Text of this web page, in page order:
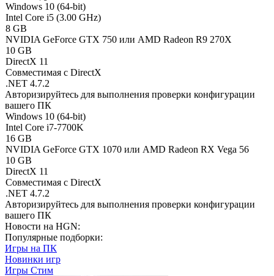
Windows 10 (64-bit)
Intel Core i5 (3.00 GHz)
8 GB
NVIDIA GeForce GTX 750 или AMD Radeon R9 270X
10 GB
DirectX 11
Совместимая с DirectX
.NET 4.7.2
Авторизируйтесь для выполнения проверки конфигурации
вашего ПК
Windows 10 (64-bit)
Intel Core i7-7700K
16 GB
NVIDIA GeForce GTX 1070 или AMD Radeon RX Vega 56
10 GB
DirectX 11
Совместимая с DirectX
.NET 4.7.2
Авторизируйтесь для выполнения проверки конфигурации
вашего ПК
Новости на HGN:
Популярные подборки:
Игры на ПК
Новинки игр
Игры Стим